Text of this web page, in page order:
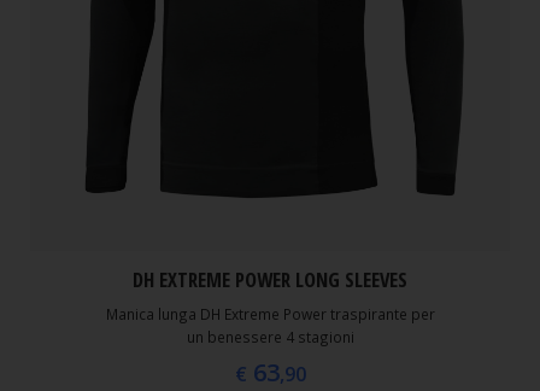
DH EXTREME POWER LONG SLEEVES
Manica lunga DH Extreme Power traspirante per
un benessere 4 stagioni
€ 63,90